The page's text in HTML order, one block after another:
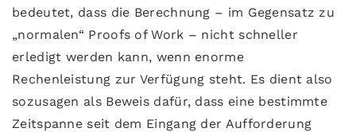
bedeutet, dass die Berechnung – im Gegensatz zu
„normalen“ Proofs of Work – nicht schneller
erledigt werden kann, wenn enorme
Rechenleistung zur Verfügung steht. Es dient also
sozusagen als Beweis dafür, dass eine bestimmte
Zeitspanne seit dem Eingang der Aufforderung